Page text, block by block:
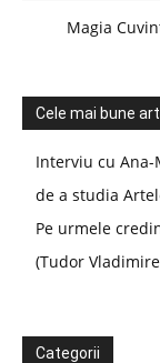
Magia
Cele mai bune
Interviu cu
de a studia
Pe urmele
(Tudor
Categorii